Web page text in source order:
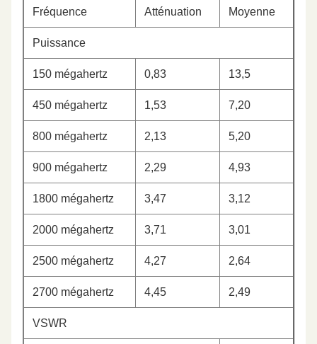
Fréquence Atténuation Moyenne
Puissance
150 mégahertz 0,83 13,5
450 mégahertz 1,53 7,20
800 mégahertz 2,13 5,20
900 mégahertz 2,29 4,93
1800 mégahertz 3,47 3,12
2000 mégahertz 3,71 3,01
2500 mégahertz 4,27 2,64
2700 mégahertz 4,45 2,49
VSWR